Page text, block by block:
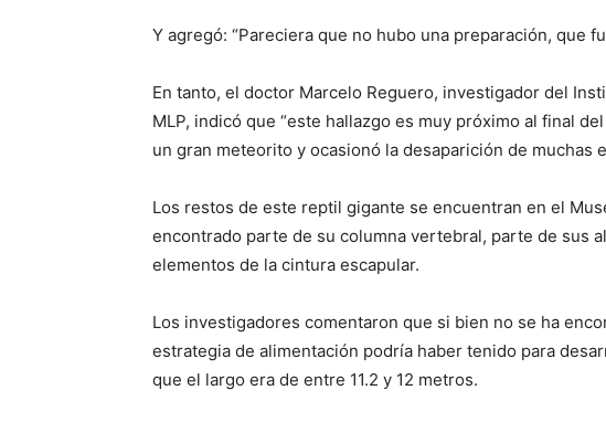
Y agregó: “Pareciera que no hubo una preparación, que
En tanto, el doctor Marcelo Reguero, investigador del
MLP, indicó que “este hallazgo es muy próximo al final
un gran meteorito y ocasionó la desaparición de muchas
Los restos de este reptil gigante se encuentran en el
encontrado parte de su columna vertebral, parte de sus
elementos de la cintura escapular.
Los investigadores comentaron que si bien no se ha
estrategia de alimentación podría haber tenido para
que el largo era de entre 11.2 y 12 metros.